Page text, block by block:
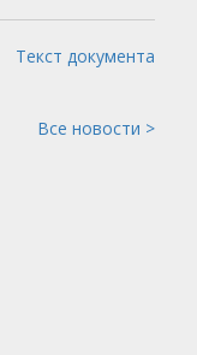
Текст документа
Все новости >